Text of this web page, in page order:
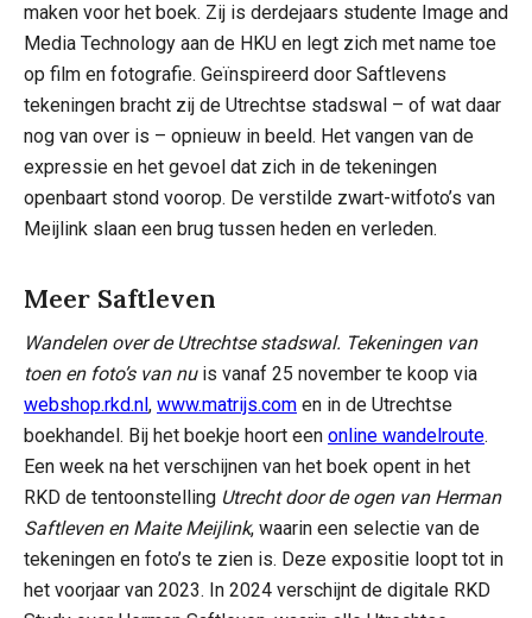
maken voor het boek. Zij is derdejaars studente Image and
Media Technology aan de HKU en legt zich met name toe
op film en fotografie. Geïnspireerd door Saftlevens
tekeningen bracht zij de Utrechtse stadswal – of wat daar
nog van over is – opnieuw in beeld. Het vangen van de
expressie en het gevoel dat zich in de tekeningen
openbaart stond voorop. De verstilde zwart-witfoto’s van
Meijlink slaan een brug tussen heden en verleden.
Meer Saftleven
Wandelen over de Utrechtse stadswal. Tekeningen van
toen en foto’s van nuis vanaf 25 november te koop via
webshop.rkd.nl, www.matrijs.com en in de Utrechtse
boekhandel. Bij het boekje hoort een online wandelroute.
Een week na het verschijnen van het boek opent in het
RKD de tentoonstelling Utrecht door de ogen van Herman
Saftleven en Maite Meijlink, waarin een selectie van de
tekeningen en foto’s te zien is. Deze expositie loopt tot in
het voorjaar van 2023. In 2024 verschijnt de digitale RKD